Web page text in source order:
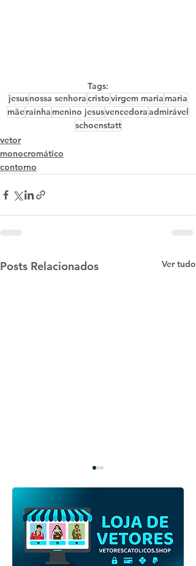
Tags:
jesusnossa senhoracristovirgem maria maria
mãerainha menino jesusvencedoraadmirável
schoenstatt
vetor
monocromático
contorno
Posts Relacionados Ver tudo